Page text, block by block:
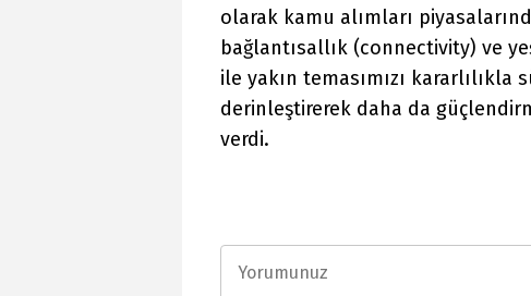
olarak kamu alımları
bağlantısallık (connectivity) ve
ile yakın temasımızı kararlılıkla
derinleştirerek daha da
verdi.